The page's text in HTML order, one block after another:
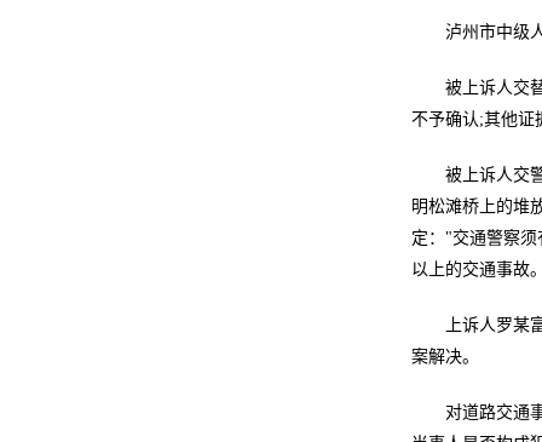
泸州市中级
被上诉人交
不予确认;其他证
被上诉人交
明松滩桥上的堆
定："交通警察
以上的交通事故
上诉人罗
案解决。
对道路交通